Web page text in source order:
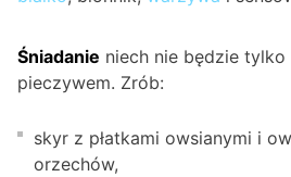
Śniadanie niech nie będzie tylko
pieczywem. Zrób:
skyr z płatkami owsianymi i
orzechów,